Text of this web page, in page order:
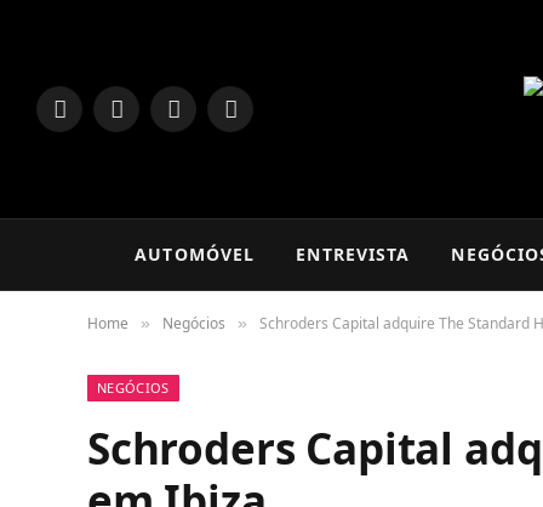
LinkedInFacebookInstagram
TikTok
AUTOMÓVEL ENTREVISTA
Home » Negócios » Schroders Capital adquire The Standard
NEGÓCIOS
Schroders Capital